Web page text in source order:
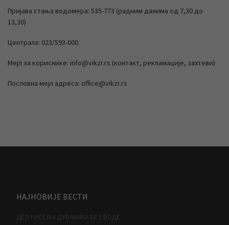
Пријава стања водомера: 535-773 (радним данима од 7,30 до
13,30)
Централа: 023/593-000
Мејл за кориснике: info@vikzr.rs (контакт, рекламације, захтеви)
Пословна мејл адреса: office@vikzr.rs
НАЈНОВИЈЕ ВЕСТИ
ДЕО НАСЕЉА ДУВАНИКА БЕЗ ВОДЕ